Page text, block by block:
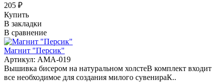
205 ₽
Купить
В закладки
В сравнение
Магнит "Персик"
Артикул: АМА-019
Вышивка бисером на натуральном холстеВ комплект входит
все необходимое для создания милого сувенираК..